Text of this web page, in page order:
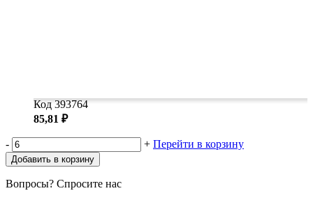
Код 393764
85,81 ₽
- + Перейти в корзину
Добавить в корзину
Вопросы? Спросите нас